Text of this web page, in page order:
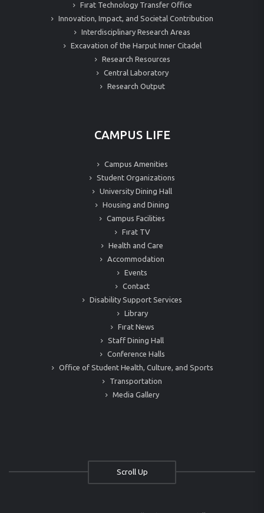
Fırat Technology Transfer Office
Innovation, Impact, and Societal Contribution
Interdisciplinary Research Areas
Excavation of the Harput Inner Citadel
Research Resources
Central Laboratory
Research Output
CAMPUS LIFE
Campus Amenities
Student Organizations
University Dining Hall
Housing and Dining
Campus Facilities
Fırat TV
Health and Care
Accommodation
Events
Contact
Disability Support Services
Library
Fırat News
Staff Dining Hall
Conference Halls
Office of Student Health, Culture, and Sports
Transportation
Media Gallery
Scroll Up